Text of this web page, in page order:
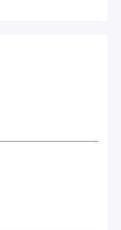
缝及影响区往往成